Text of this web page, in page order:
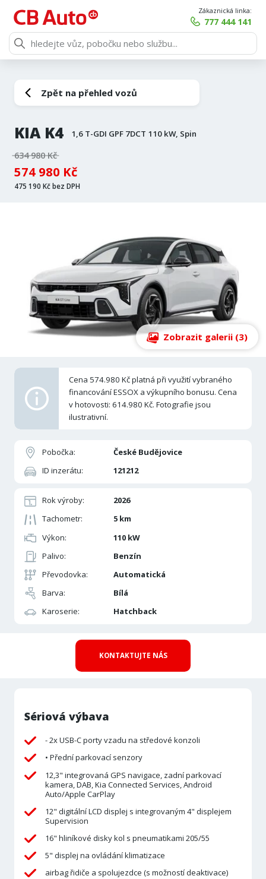
Zákaznická linka:
777 444 141
Zpět na přehled vozů
KIA K4 1,6 T-GDI GPF 7DCT 110 kW, Spin
634 980 Kč
574 980 Kč
475 190 Kč bez DPH
Pobočka:
České Budějovice
ID inzerátu:
121212
Rok výroby:
2026
Tachometr:
5 km
Výkon:
110 kW
Palivo:
Benzín
Převodovka:
Automatická
Barva:
Bílá
Karoserie:
Hatchback
Zobrazit galerii (3)
Cena 574.980 Kč platná při využití vybraného
financování ESSOX a výkupního bonusu. Cena
v hotovosti: 614.980 Kč. Fotografie jsou
ilustrativní.
KONTAKTUJTE NÁS
Sériová výbava
- 2x USB-C porty vzadu na středové konzoli
• Přední parkovací senzory
12,3" integrovaná GPS navigace, zadní parkovací
kamera, DAB, Kia Connected Services, Android
Auto/Apple CarPlay
12" digitální LCD displej s integrovaným 4" displejem
Supervision
16" hliníkové disky kol s pneumatikami 205/55
5" displej na ovládání klimatizace
airbag řidiče a spolujezdce (s možností deaktivace)